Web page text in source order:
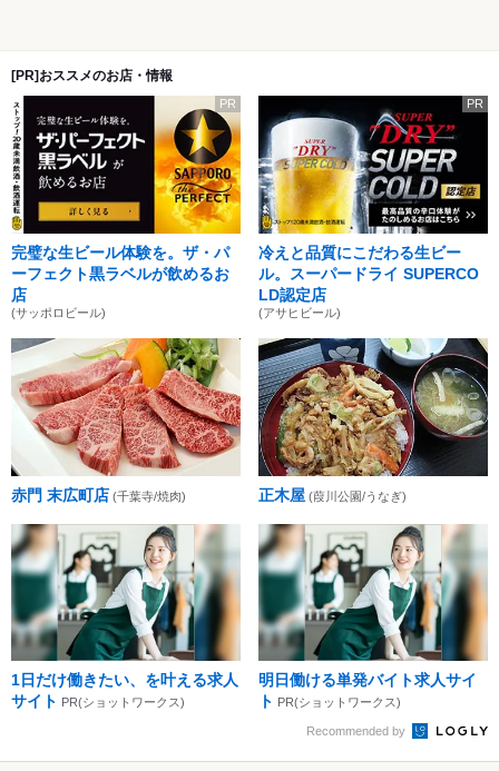
[PR]おススメのお店・情報
PR
完璧な生ビール体験を。ザ・パ
ーフェクト黒ラベルが飲めるお
店
(サッポロビール)
PR
冷えと品質にこだわる生ビー
ル。スーパードライ SUPERCO
LD認定店
(アサヒビール)
赤門 末広町店 (千葉寺/焼肉) 正木屋 (葭川公園/うなぎ)
1日だけ働きたい、を叶える求人
サイト PR(ショットワークス)
明日働ける単発バイト求人サイ
ト PR(ショットワークス)
Recommended by